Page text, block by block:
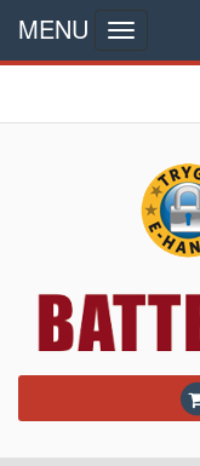
MENU
Toggle
navigation